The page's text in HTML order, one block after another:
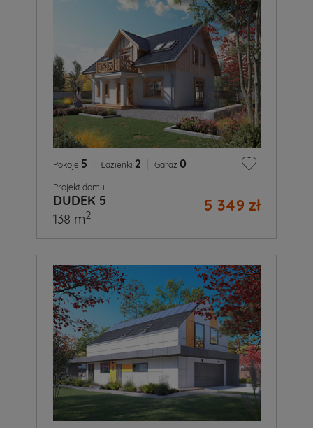
Pokoje 5 Łazienki 2 Garaż 0
Projekt domu
DUDEK 5 5 349 zł
138 m2